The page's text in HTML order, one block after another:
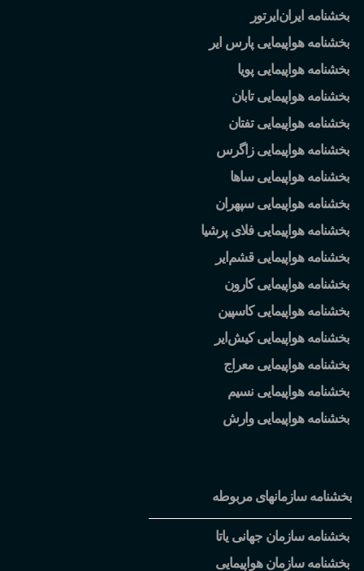
بخشنامه ایران ایرتور
بخشنامه هواپیمایی پارس ایر
بخشنامه هواپیمایی پویا
بخشنامه هواپیمایی تابان
بخشنامه هواپیمایی تفتان
بخشنامه هواپیمایی زاگرس
بخشنامه هواپیمایی ساها
بخشنامه هواپیمایی سپهران
بخشنامه هواپیمایی فلای پرشیا
بخشنامه هواپیمایی قشم ایر
بخشنامه هواپیمایی کارون
بخشنامه هواپیمایی کاسپین
بخشنامه هواپیمایی کیش ایر
بخشنامه هواپیمایی معراج
بخشنامه هواپیمایی نسیم
بخشنامه هواپیمایی وارش
بخشنامه سازمانهای مربوطه
بخشنامه سازمان جهانی یاتا
بخشنامه سازمان هواپیمایی